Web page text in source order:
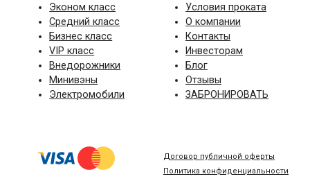
Эконом класс
Средний класс
Бизнес класс
VIP класс
Внедорожники
Минивэны
Электромобили
Условия проката
О компании
Контакты
Инвесторам
Блог
Отзывы
ЗАБРОНИРОВАТЬ
Договор публичной оферты
Политика конфиденциальности